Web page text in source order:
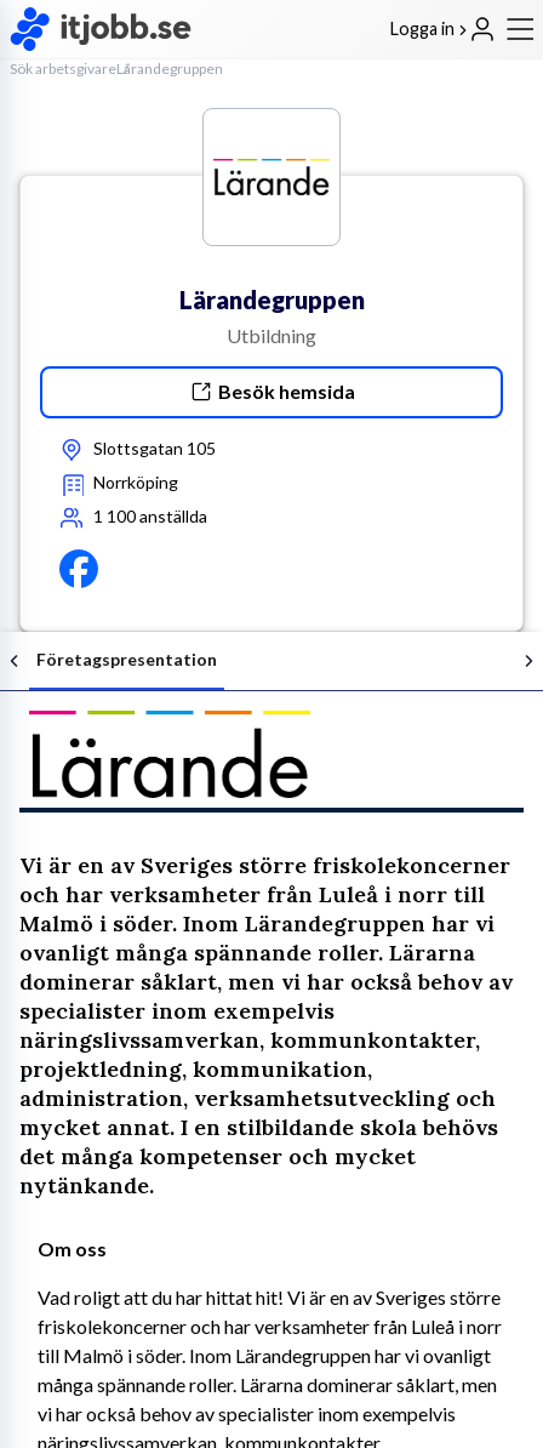
Logga in
Sök arbetsgivareLärandegruppen
Lärandegruppen
Utbildning
Besök hemsida
Slottsgatan 105
Norrköping
1 100anställda
Företagspresentation
Vi är en av Sveriges större friskolekoncerner
och har verksamheter från Luleå i norr till
Malmö i söder. Inom Lärandegruppen har vi
ovanligt många spännande roller. Lärarna
dominerar såklart, men vi har också behov av
specialister inom exempelvis
näringslivssamverkan, kommunkontakter,
projektledning, kommunikation,
administration, verksamhetsutveckling och
mycket annat. I en stilbildande skola behövs
det många kompetenser och mycket
nytänkande.
Om oss
Vad roligt att du har hittat hit! Vi är en av Sveriges större
friskolekoncerner och har verksamheter från Luleå i norr
till Malmö i söder. Inom Lärandegruppen har vi ovanligt
många spännande roller. Lärarna dominerar såklart, men
vi har också behov av specialister inom exempelvis
näringslivssamverkan, kommunkontakter,